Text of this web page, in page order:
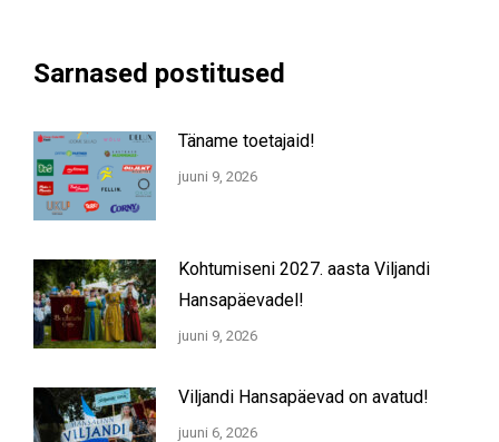
Sarnased postitused
Täname toetajaid!
juuni 9, 2026
Kohtumiseni 2027. aasta Viljandi
Hansapäevadel!
juuni 9, 2026
Viljandi Hansapäevad on avatud!
juuni 6, 2026